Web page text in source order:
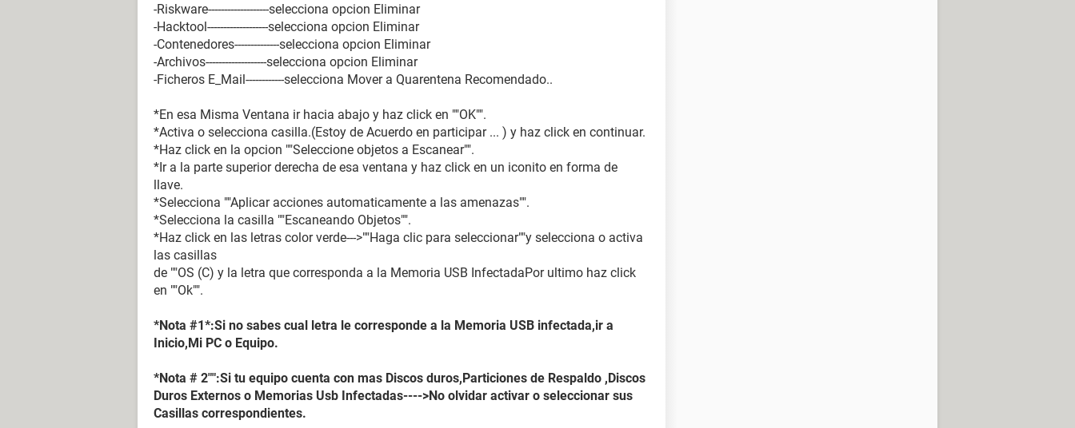
-Riskware-------------------selecciona opcion Eliminar
-Hacktool-------------------selecciona opcion Eliminar
-Contenedores--------------selecciona opcion Eliminar
-Archivos-------------------selecciona opcion Eliminar
-Ficheros E_Mail------------selecciona Mover a Quarentena Recomendado..
*En esa Misma Ventana ir hacia abajo y haz click en ""OK"".
*Activa o selecciona casilla.(Estoy de Acuerdo en participar ... ) y haz click en continuar.
*Haz click en la opcion ""Seleccione objetos a Escanear"".
*Ir a la parte superior derecha de esa ventana y haz click en un iconito en forma de
llave.
*Selecciona ""Aplicar acciones automaticamente a las amenazas"".
*Selecciona la casilla ""Escaneando Objetos"".
*Haz click en las letras color verde--->""Haga clic para seleccionar""y selecciona o activa
las casillas
de ""OS (C) y la letra que corresponda a la Memoria USB InfectadaPor ultimo haz click
en ""Ok"".
*Nota #1*:Si no sabes cual letra le corresponde a la Memoria USB infectada,ir a
Inicio,Mi PC o Equipo.
*Nota # 2"":Si tu equipo cuenta con mas Discos duros,Particiones de Respaldo ,Discos
Duros Externos o Memorias Usb Infectadas---->No olvidar activar o seleccionar sus
Casillas correspondientes.